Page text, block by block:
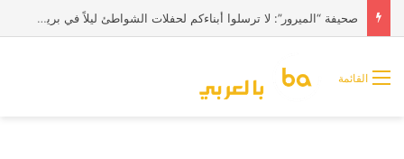
صحيفة “الميرور”: لا ترسلوا أبناءكم لحفلات الشواطئ ليلاً في بريطانيا
القائمة